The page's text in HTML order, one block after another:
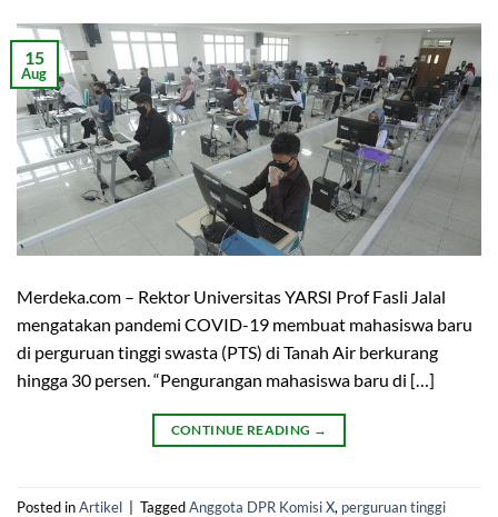
15
Aug
Merdeka.com – Rektor Universitas YARSI Prof Fasli Jalal
mengatakan pandemi COVID-19 membuat mahasiswa baru
di perguruan tinggi swasta (PTS) di Tanah Air berkurang
hingga 30 persen. “Pengurangan mahasiswa baru di […]
CONTINUE READING →
Posted inArtikel TaggedAnggota DPR Komisi X, perguruan tinggi